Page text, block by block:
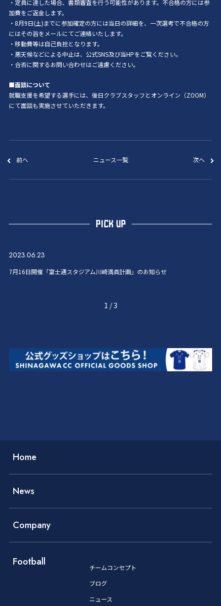
・定員に達した場合、書類審査を行う可能性があります。不合格の方には参
加費をご返金します。
・8月9日(土)までに参加確定の方には当日の詳細を、一次選考で不合格の方
にはその旨をメールにてご連絡いたします。
・移動費等は自己負担となります。
・悪天候などによる中止は、公式SNS及び当HPをご覧ください。
・合否に関するお問い合わせはご遠慮ください。
■面談について
就職支援を希望する選手には、後日クラブスタッフとオンライン（ZOOM）
にて面談も実施させていただきます。
前へ ニュース一覧 次へ
PICK UP
2023.06.23
7月16日開催「富士通スタジアム川崎満員計画」のお知らせ
1 /3
Home
News
Company
Football
チームコンセプト
ブログ
ニュース